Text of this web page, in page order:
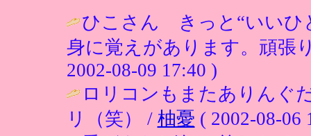
ひこさん きっと“いいひ
身に覚えがあります。頑張
2002-08-09 17:40 )
ロリコンもまたありんぐ
リ（笑） / 柚憂 ( 2002-08-06